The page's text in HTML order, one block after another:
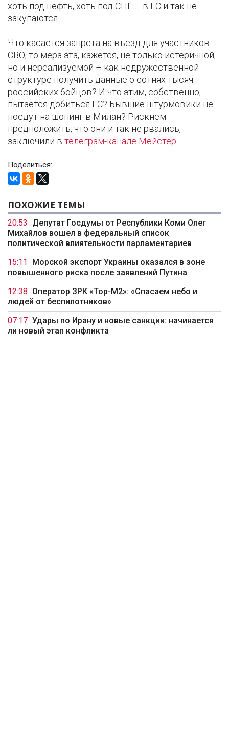
хоть под нефть, хоть под СПГ – в ЕС и так не
закупаются.
Что касается запрета на въезд для участников
СВО, то мера эта, кажется, не только истеричной,
но и нереализуемой – как недружественной
структуре получить данные о сотнях тысяч
российских бойцов? И что этим, собственно,
пытается добиться ЕС? Бывшие штурмовики не
поедут на шопинг в Милан? Рискнем
предположить, что они и так не рвались,
заключили в телеграм-канале Мейстер.
Поделиться:
ПОХОЖИЕ ТЕМЫ
20:53
Депутат Госдумы от Республики Коми Олег
Михайлов вошел в федеральный список
политической влиятельности парламентариев
15:11
Морской экспорт Украины оказался в зоне
повышенного риска после заявлений Путина
12:38 Оператор ЗРК «Тор-М2»: «Спасаем небо и
людей от беспилотников»
07:17 Удары по Ирану и новые санкции: начинается
ли новый этап конфликта